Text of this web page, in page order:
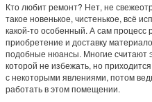
Кто любит ремонт? Нет, не
такое новенькое, чистенькое, всё
какой-то особенный. А сам процесс
приобретение и доставку
подобные нюансы. Многие считают
которой не избежать, но
с некоторыми явлениями, потом
работать в этом помещении.